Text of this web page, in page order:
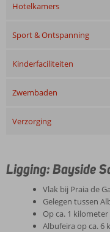
Hotelkamers
Sport & Ontspanning
Kinderfaciliteiten
Zwembaden
Verzorging
Ligging: Bayside
Vlak bij Praia de
Gelegen tussen
Op ca. 1
Albufeira op ca. 6